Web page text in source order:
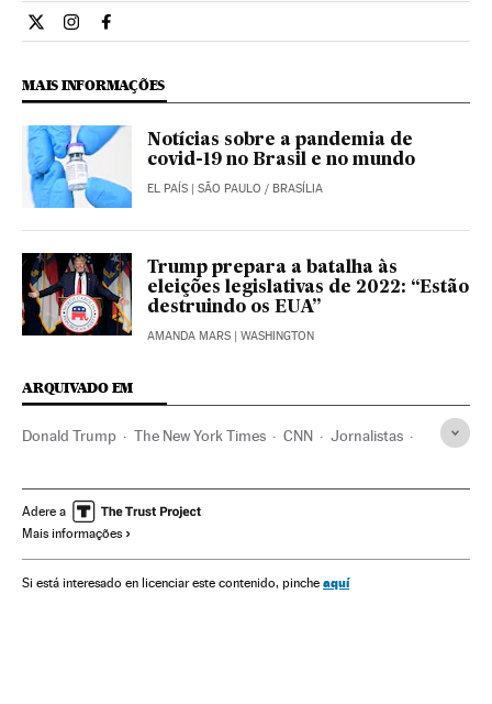
Internacional El País Brasil en Twitter
Internacional El País Brasil en Instagram
Internacional El País Brasil en Facebook
MAIS INFORMAÇÕES
Notícias sobre a pandemia de
covid-19 no Brasil e no mundo
EL PAÍS | SÃO PAULO / BRASÍLIA
Trump prepara a batalha às
eleições legislativas de 2022: “Estão
destruindo os EUA”
AMANDA MARS | WASHINGTON
ARQUIVADO EM
Donald Trump The New York Times CNN Jornalistas
Filtração documentos Tecnologia
Partido Democrata EUA
Adere a
Mais informações
Si está interesado en licenciar este contenido, pinche aquí